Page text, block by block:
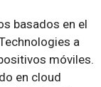
basados en el
a
móviles.
en cloud